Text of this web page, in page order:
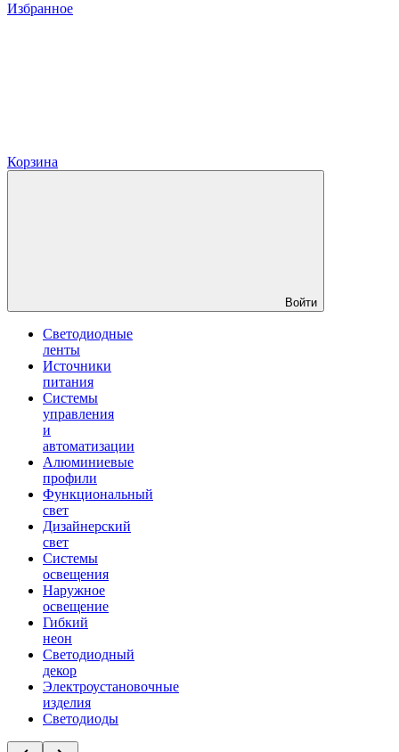
Избранное
Корзина
Войти
Светодиодные
ленты
Источники
питания
Системы
управления
и
автоматизации
Алюминиевые
профили
Функциональный
свет
Дизайнерский
свет
Системы
освещения
Наружное
освещение
Гибкий
неон
Светодиодный
декор
Электроустановочные
изделия
Светодиоды